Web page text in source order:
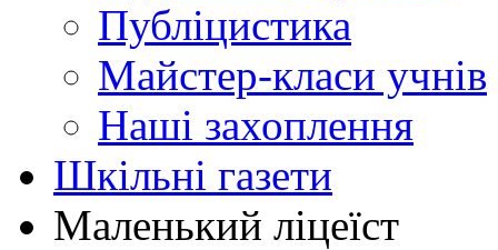
Публіцистика
Майстер-класи учнів
Наші захоплення
Шкільні газети
Маленький ліцеїст